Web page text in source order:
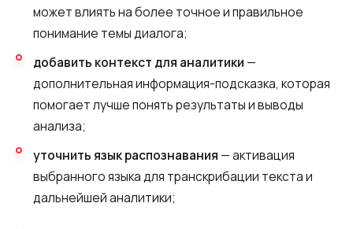
может влиять на более точное и правильное
понимание темы диалога;
добавить контекст для аналитики —
дополнительная информация-подсказка, которая
помогает лучше понять результаты и выводы
анализа;
уточнить язык распознавания — активация
выбранного языка для транскрибации текста и
дальнейшей аналитики;